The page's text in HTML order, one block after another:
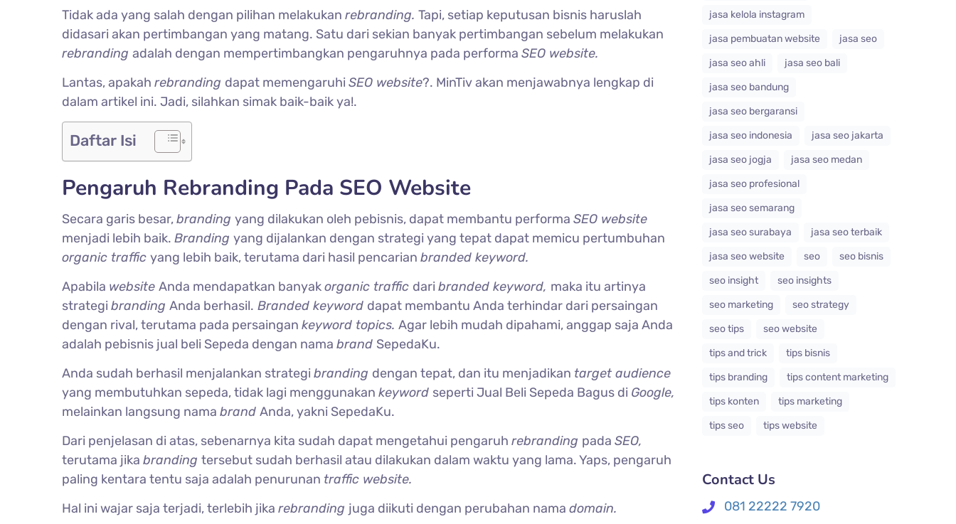
Tidak ada yang salah dengan pilihan melakukan rebranding. Tapi, setiap keputusan bisnis haruslah
didasari akan pertimbangan yang matang. Satu dari sekian banyak pertimbangan sebelum melakukan
rebranding adalah dengan mempertimbangkan pengaruhnya pada performa SEO website.
Lantas, apakah rebranding dapat memengaruhi SEO website?. MinTiv akan menjawabnya lengkap di
dalam artikel ini. Jadi, silahkan simak baik-baik ya!.
Daftar Isi
Pengaruh Rebranding Pada SEO Website
Secara garis besar,branding yang dilakukan oleh pebisnis, dapat membantu performa SEO website
menjadi lebih baik. Branding yang dijalankan dengan strategi yang tepat dapat memicu pertumbuhan
organic traffic yang lebih baik, terutama dari hasil pencarian branded keyword.
Apabila website Anda mendapatkan banyakorganic traffic dari branded keyword, maka itu artinya
strategi branding Anda berhasil. Branded keyword dapat membantu Anda terhindar dari persaingan
dengan rival, terutama pada persaingan keyword topics. Agar lebih mudah dipahami, anggap saja Anda
adalah pebisnis jual beli Sepeda dengan nama brand SepedaKu.
Anda sudah berhasil menjalankan strategi branding dengan tepat, dan itu menjadikan target audience
yang membutuhkan sepeda, tidak lagi menggunakan keyword seperti Jual Beli Sepeda Bagus di Google,
melainkan langsung nama brand Anda, yakni SepedaKu.
Dari penjelasan di atas, sebenarnya kita sudah dapat mengetahui pengaruh rebranding pada SEO,
terutama jika branding tersebut sudah berhasil atau dilakukan dalam waktu yang lama. Yaps, pengaruh
paling kentara tentu saja adalah penurunan traffic website.
Hal ini wajar saja terjadi, terlebih jika rebranding juga diikuti dengan perubahan nama domain.
jasa kelola instagram
jasa pembuatan website
jasa seo
jasa seo ahli
jasa seo bali
jasa seo bandung
jasa seo bergaransi
jasa seo indonesia
jasa seo jakarta
jasa seo jogja
jasa seo medan
jasa seo profesional
jasa seo semarang
jasa seo surabaya
jasa seo terbaik
jasa seo website
seo
seo bisnis
seo insight
seo insights
seo marketing
seo strategy
seo tips
seo website
tips and trick
tips bisnis
tips branding
tips content marketing
tips konten
tips marketing
tips seo
tips website
Contact Us
081 22222 7920